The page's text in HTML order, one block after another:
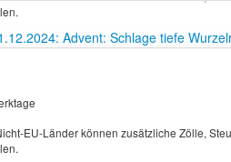
Advent: Schlage tiefe
EU-Länder können zusätzliche Zölle,